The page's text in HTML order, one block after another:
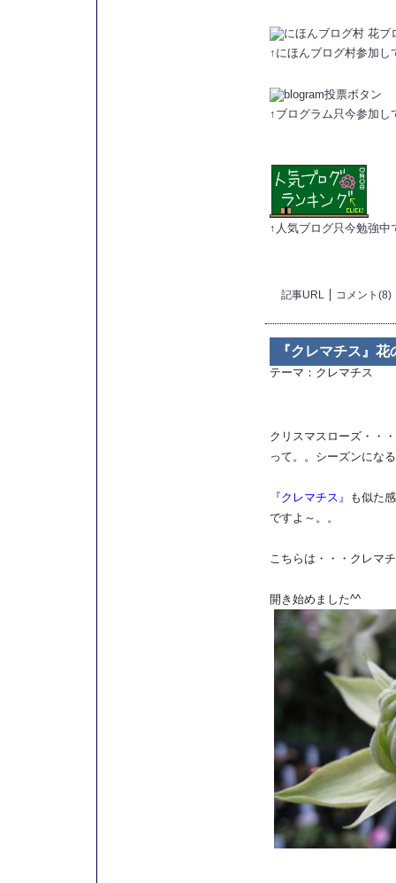
↑にほんブログ村参加し
↑ブログラム只今参加し
↑人気ブログ只今勉強中
記事URL コメント(8)
『クレマチス』
テーマ： クレマチス
クリスマスローズ・・
って。。シーズンにな
『クレマチス』
も似た
ですよ～。。
こちらは・・・クレマ
開き始めました^^